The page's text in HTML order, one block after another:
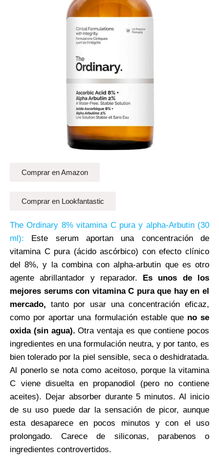
Comprar en Amazon
Comprar en Lookfantastic
The Ordinary 8% vitamina C pura y alpha-Arbutin (30
ml): Este serum aportan una concentración de
vitamina C pura (ácido ascórbico) con efecto clínico
del 8%, y la combina con alpha-arbutin que es otro
agente abrillantador y reparador. Es unos de los
mejores serums con vitamina C pura que hay en el
mercado, tanto por usar una concentración eficaz,
como por aportar una formulación estable que no se
oxida (sin agua). Otra ventaja es que contiene pocos
ingredientes en una formulación neutra, y por tanto, es
bien tolerado por la piel sensible, seca o deshidratada.
Al ponerlo se nota como aceitoso, porque la vitamina
C viene disuelta en propanodiol (pero no contiene
aceites). Dejar absorber durante 5 minutos. Al inicio
de su uso puede dar la sensación de picor, aunque
esta desaparece en pocos minutos y con el uso
prolongado. Carece de siliconas, parabenos o
ingredientes controvertidos.